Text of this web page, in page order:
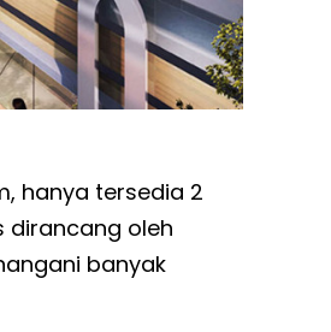
hanya tersedia 2
dirancang oleh
banyak